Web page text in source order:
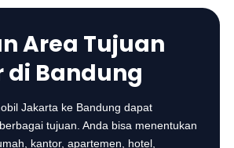
Area Tujuan
di Bandung
Jakarta ke Bandung dapat
tujuan. Anda bisa menentukan
kantor, apartemen, hotel,